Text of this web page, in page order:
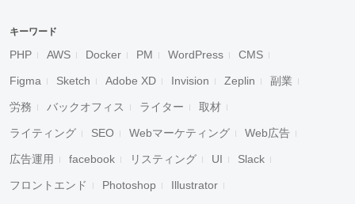
キーワード
PHP AWS Docker PM WordPress CMS
Figma Sketch Adobe XD Invision Zeplin 副業
労務 バックオフィス ライター 取材
ライティング SEO Webマーケティング Web広告
広告運用 facebook リスティング UI Slack
フロントエンド Photoshop Illustrator